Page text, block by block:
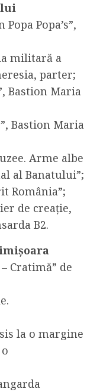
Popa’s”,
militară a
parter;
Bastion Maria
Bastion Maria
Arme albe
al Banatului”;
România”;
de creație,
B2.
Cratimă” de
la o margine